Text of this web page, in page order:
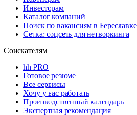
Инвесторам
Каталог компаний
Поиск по вакансиям в Береславке
Сетка: соцсеть для нетворкинга
Соискателям
hh PRO
Готовое резюме
Все сервисы
Хочу у вас работать
Производственный календарь
Экспертная рекомендация